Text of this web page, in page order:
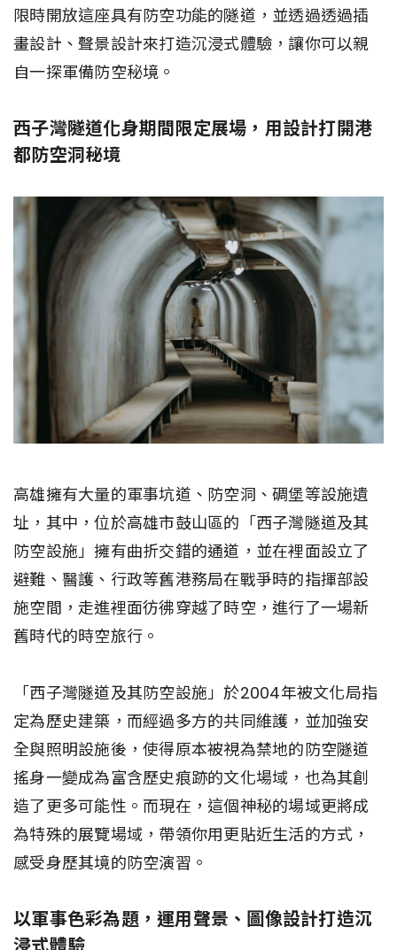
限時開放這座具有防空功能的隧道，並透過透過插
畫設計、聲景設計來打造沉浸式體驗，讓你可以親
自一探軍備防空秘境。
西子灣隧道化身期間限定展場，用設計打開港
都防空洞秘境
高雄擁有大量的軍事坑道、防空洞、碉堡等設施遺
址，其中，位於高雄市鼓山區的「西子灣隧道及其
防空設施」擁有曲折交錯的通道，並在裡面設立了
避難、醫護、行政等舊港務局在戰爭時的指揮部設
施空間，走進裡面彷彿穿越了時空，進行了一場新
舊時代的時空旅行。
「西子灣隧道及其防空設施」於2004年被文化局指
定為歷史建築，而經過多方的共同維護，並加強安
全與照明設施後，使得原本被視為禁地的防空隧道
搖身一變成為富含歷史痕跡的文化場域，也為其創
造了更多可能性。而現在，這個神秘的場域更將成
為特殊的展覽場域，帶領你用更貼近生活的方式，
感受身歷其境的防空演習。
以軍事色彩為題，運用聲景、圖像設計打造沉